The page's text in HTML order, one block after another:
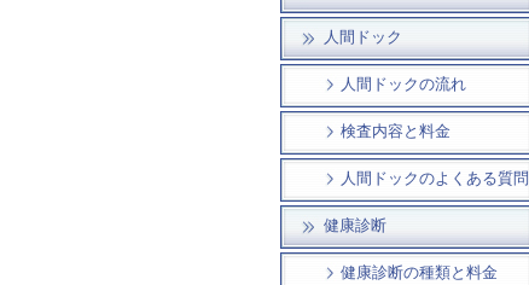
人間ドック
人間ドックの流れ
検査内容と料金
人間ドックのよくある質問
健康診断
健康診断の種類と料金